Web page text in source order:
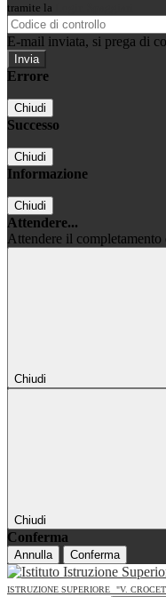
tramite la
E-mail inviata, si prega di
Errore
Chiudi
Successo
Chiudi
Informazione
Chiudi
Attendere...
Attendere il completamento
Chiudi
Chiudi
Conferma
Annulla Conferma
ISTRUZIONE SUPERIORE
"V.